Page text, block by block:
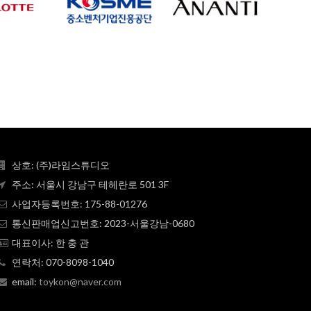
상호: (주)라임스튜디오
주소: 서울시 강남구 테헤란로 501 3F
사업자등록번호: 175-88-01276
통신판매업신고번호: 2023-서울강남-0680
대표이사: 한 충 관
연락처: 070-8098-1040
email: toykon@naver.com